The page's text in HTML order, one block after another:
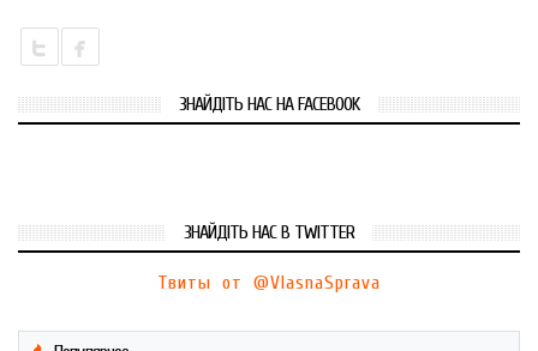
ЗНАЙДІТЬ НАС НА FACEBOOK
ЗНАЙДІТЬ НАС В TWITTER
Твиты от @VlasnaSprava